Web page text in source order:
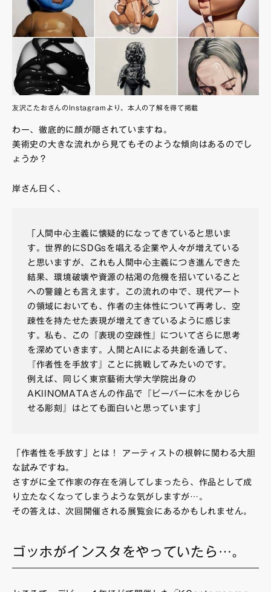
友沢こたおさんのInstagram より。本人の了解を得て掲載
わー、徹底的に顔が隠されていますね。
美術史の大きな流れから見てもそのような傾向はあるのでし
ょうか？
岸さん曰く、
「人間中心主義に懐疑的になってきていると思いま
す。世界的にSDGsを唱える企業や人々が増えている
と思いますが、これも人間中心主義につき進んできた
結果、環境破壊や資源の枯渇の危機を招いていること
への警鐘とも言えます。この流れの中で、現代アート
の領域においても、作者の主体性について再考し、空
疎性を持たせた表現が増えてきているように感じま
す。私も、この『表現の空疎性』についてさらに思考
を深めていきます。人間とAIによる共創を通して、
『作者性を手放す』ことに挑戦してみたいのです。
例えば、同じく東京藝術大学大学院出身の
AKIINOMATAさんの作品で『ビーバーに木をかじら
せる彫刻』はとても面白いと思っています」
「作者性を手放す」とは！ アーティストの根幹に関わる大胆
な試みですね。
さすがに全て作家の存在を消してしまったら、作品として成
り立たなくなってしまうような気がしますが…。
その答えは、次回開催される展覧会にあるかもしれません。
ゴッホがインスタをやっていたら…。